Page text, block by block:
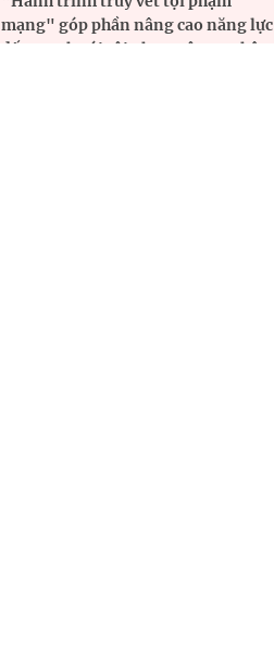
mạng" góp phần nâng cao năng lực
đấu tranh với tội phạm công nghệ